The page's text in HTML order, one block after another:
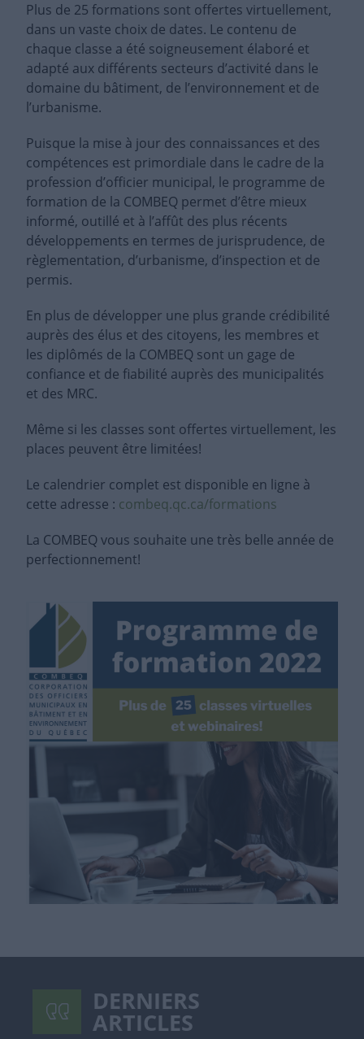
Plus de 25 formations sont offertes virtuellement,
dans un vaste choix de dates. Le contenu de
chaque classe a été soigneusement élaboré et
adapté aux différents secteurs d’activité dans le
domaine du bâtiment, de l’environnement et de
l’urbanisme.
Puisque la mise à jour des connaissances et des
compétences est primordiale dans le cadre de la
profession d’officier municipal, le programme de
formation de la COMBEQ permet d’être mieux
informé, outillé et à l’affût des plus récents
développements en termes de jurisprudence, de
règlementation, d’urbanisme, d’inspection et de
permis.
En plus de développer une plus grande crédibilité
auprès des élus et des citoyens, les membres et
les diplômés de la COMBEQ sont un gage de
confiance et de fiabilité auprès des municipalités
et des MRC.
Même si les classes sont offertes virtuellement, les
places peuvent être limitées!
Le calendrier complet est disponible en ligne à
cette adresse : combeq.qc.ca/formations
La COMBEQ vous souhaite une très belle année de
perfectionnement!
DERNIERS
ARTICLES